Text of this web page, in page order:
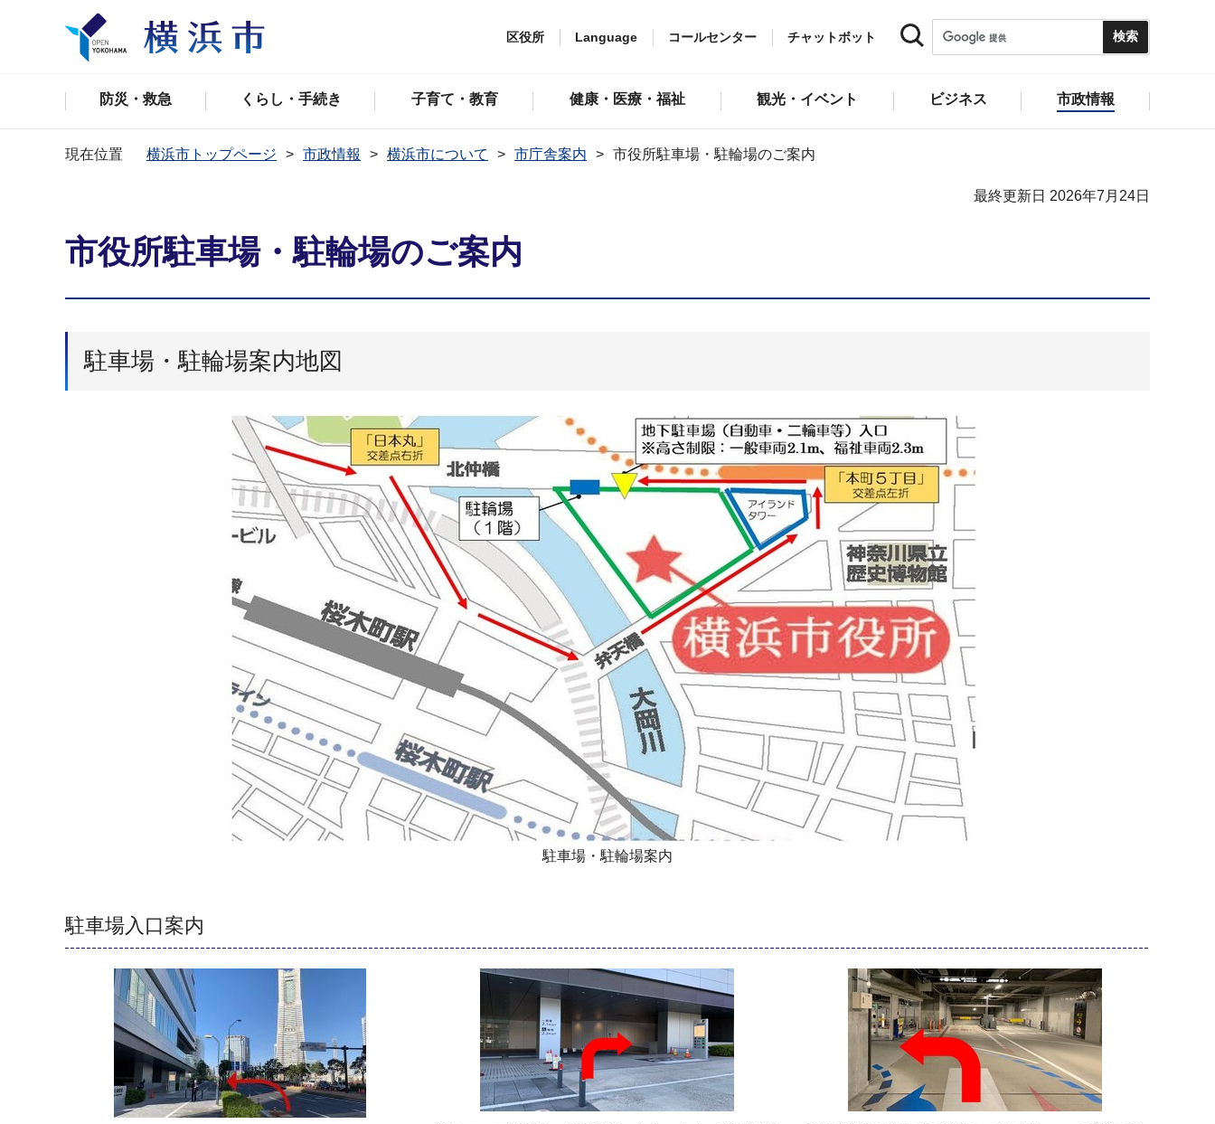
区役所 Language コールセンター チャットボット
防災・救急 くらし・手続き 子育て・教育 健康・医療・福祉 観光・イベント ビジネス 市政情報
現在位置 横浜市トップページ 市政情報 横浜市について 市庁舎案内 市役所駐車場・駐輪場のご案内
最終更新日 2026年7月24日
市役所駐車場・駐輪場のご案内
駐車場・駐輪場案内地図
駐車場・駐輪場案内
駐車場入口案内